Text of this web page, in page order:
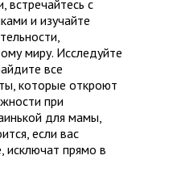
встречайтесь с
и изучайте
миру. Исследуйте
все
которые откроют
при
для мамы,
если вас
исключат прямо в